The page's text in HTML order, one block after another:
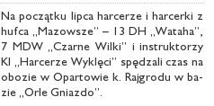
Na po­cząt­ku lip­ca har­ce­rze i har­cer­ki z
huf­ca „Ma­zow­sze” – 13 DH „Wa­ta­ha”,
7 MDW „Czar­ne Wil­ki” i in­struk­to­rzy
KI „Har­ce­rze Wy­klę­ci” spę­dza­li czas na
obo­zie w Opar­to­wie k. Raj­gro­du w ba­
zie „Or­le Gniaz­do”.